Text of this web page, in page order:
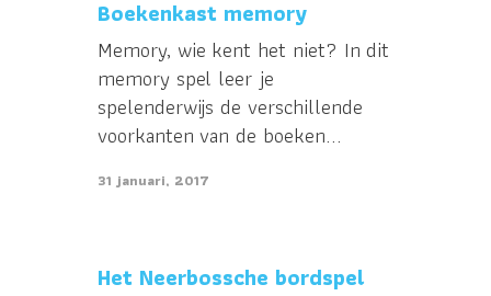
Boekenkast memory
Memory, wie kent het niet? In dit
memory spel leer je
spelenderwijs de verschillende
voorkanten van de boeken...
31 januari, 2017
Het Neerbossche bordspel